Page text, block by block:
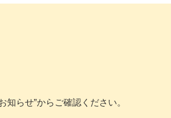
知らせ”からご確認ください。